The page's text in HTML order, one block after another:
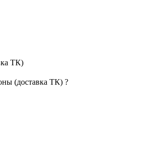
ТК)
(доставка ТК) ?